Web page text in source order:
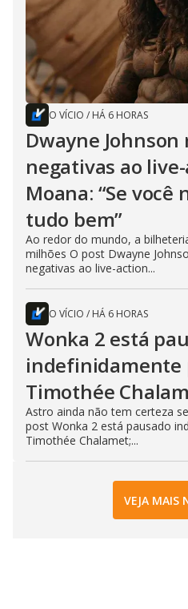
O VÍCIO / HÁ 6 HORAS
Dwayne
negativas ao
Moana: “Se você
tudo bem”
Ao redor do mundo, a
milhões O post Dwayne
negativas ao live-action...
O VÍCIO / HÁ 6 HORAS
Wonka 2 está
indefinidamente
Timothée
Astro ainda não tem certeza
post Wonka 2 está pausado
Timothée Chalamet;...
VEJA MAIS